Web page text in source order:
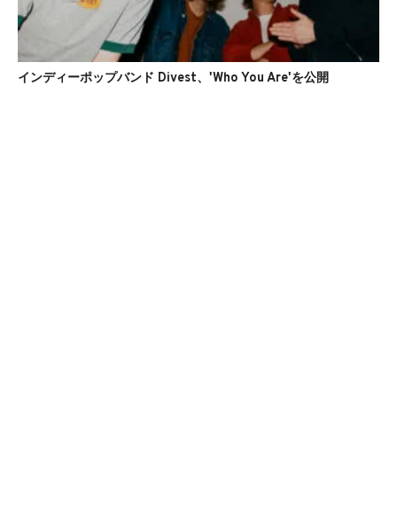
インディーポップバンド Divest、'Who You Are'を公開